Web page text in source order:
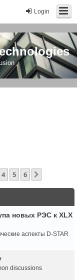
Login
4 5 6
новых РЭС к XLX
аспекты D-STAR
discussions